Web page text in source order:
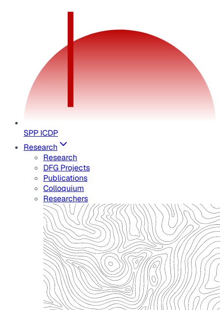
SPP ICDP
Research
Research
DFG Projects
Publications
Colloquium
Researchers